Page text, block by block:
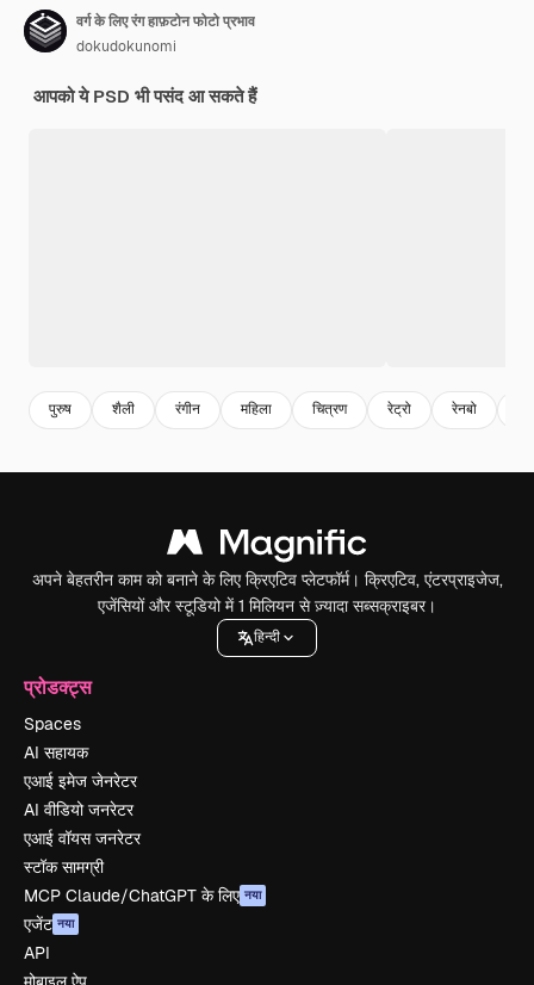
वर्ग के लिए रंग हाफ़टोन फोटो प्रभाव
dokudokunomi
आपको ये PSD भी पसंद आ सकते हैं
पुरुष शैली रंगीन महिला चित्रण रेट्रो रेनबो
अपने बेहतरीन काम को बनाने के लिए क्रिएटिव प्लेटफॉर्म। क्रिएटिव, एंटरप्राइजेज,
एजेंसियों और स्टूडियो में 1 मिलियन से ज़्यादा सब्सक्राइबर।
हिन्दी
प्रोडक्ट्स
Spaces
AI सहायक
एआई इमेज जेनरेटर
AI वीडियो जनरेटर
एआई वॉयस जनरेटर
स्टॉक सामग्री
MCP Claude/ChatGPT के लिए नया
एजेंट नया
API